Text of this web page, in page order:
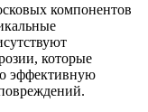
компонентов
которые
эффективную